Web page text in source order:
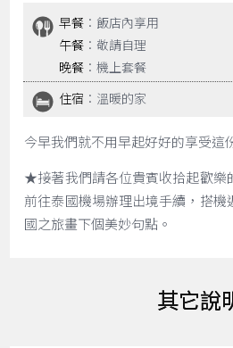
早餐 ：飯店內享用
午餐 ：敬請自理
晚餐 ：機上套餐
住宿 ：溫暖的家
今早我們就不用早起好好的享受這
★接著我們請各位貴賓收拾起歡樂
前往泰國機場辦理出境手續，搭機
國之旅畫下個美妙句點。
其它說